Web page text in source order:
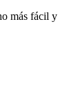
más fácil y